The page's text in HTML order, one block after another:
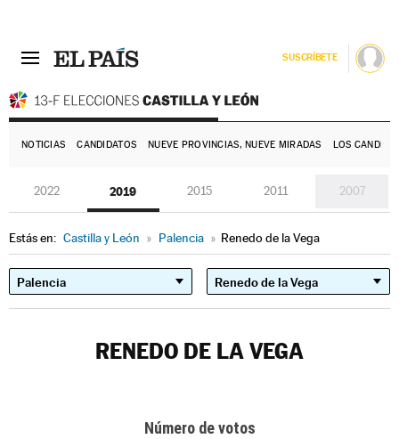
SUSCRÍBETE
NOTICIAS CANDIDATOS NUEVE PROVINCIAS, NUEVE MIRADAS LOS
2022 2019 2015 2011 2007
Estás en: Castilla y León » Palencia » Renedo de la Vega
RENEDO DE LA VEGA
Número de votos